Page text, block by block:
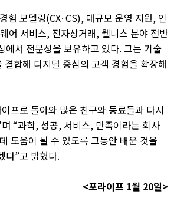
험 모델링(CX·CS), 대규모 운영 지원, 인
어 서비스, 전자상거래, 웰니스 분야 전반
에서 전문성을 보유하고 있다. 그는 기술
결합해 디지털 중심의 고객 경험을 확장해
프로 돌아와 많은 친구와 동료들과 다시
며 “과학, 성공, 서비스, 만족이라는 회사
도움이 될 수 있도록 그동안 배운 것을
다”고 밝혔다.
<포라이프 1월 20일>